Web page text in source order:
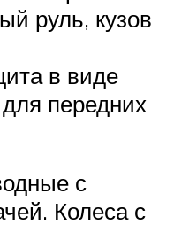
руль, кузов
в виде
передних
с
Колеса с